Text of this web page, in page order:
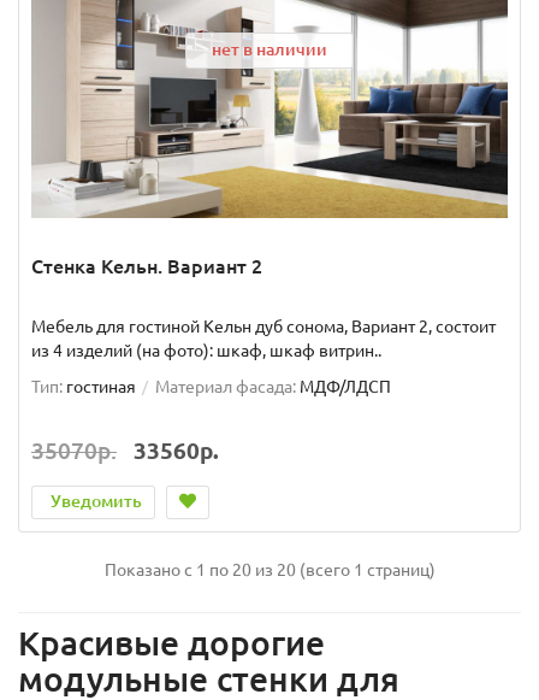
нет в наличии
Стенка Кельн. Вариант 2
Мебель для гостиной Кельн дуб сонома, Вариант 2, состоит
из 4 изделий (на фото): шкаф, шкаф витрин..
Тип: гостиная Материал фасада: МДФ/ЛДСП
35070р. 33560р.
Уведомить
Показано с 1 по 20 из 20 (всего 1 страниц)
Красивые дорогие
модульные стенки для